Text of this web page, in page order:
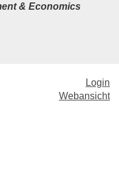
& Economics
Login
Webansicht